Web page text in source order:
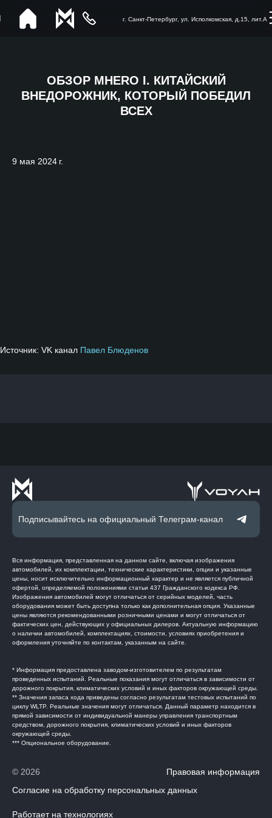
г. Санкт-Петербург, ул. Исполкомская, д.15, лит.А
ОБЗОР MHERO I. КИТАЙСКИЙ
ВНЕДОРОЖНИК, КОТОРЫЙ ПОБЕДИЛ
ВСЕХ
9 мая 2024 г.
Источник: VK канал Павел Блюденов
Подписывайтесь на официальный Телеграм-канал
Вся информация, представленная на данном сайте, включая изображения
автомобилей, их комплектации, технические характеристики, опции и указанные
цены, носит исключительно информационный характер и не является публичной
офертой, определяемой положениями статьи 437 Гражданского кодекса РФ.
Изображения автомобилей могут отличаться от серийных моделей, часть
оборудования может быть доступна только как дополнительная опция. Указанные
цены являются рекомендованными розничными ценами и могут отличаться от
фактических цен, действующих у официальных дилеров. Актуальную информацию
о наличии автомобилей, комплектациях, стоимости, условиях приобретения и
оформления уточняйте по контактам, указанным на сайте.
* Информация предоставлена заводом-изготовителем по результатам
проведенных испытаний. Реальные показания могут отличаться в зависимости от
дорожного покрытия, климатических условий и иных факторов окружающей среды.
** Значения запаса хода приведены согласно результатам тестовых испытаний по
циклу WLTP. Реальные значения могут отличаться. Данный параметр находится в
прямой зависимости от индивидуальной манеры управления транспортным
средством, дорожного покрытия, климатических условий и иных факторов
окружающей среды.
*** Опциональное оборудование.
© 2026
Правовая информация
Согласие на обработку персональных данных
Работает на технологиях